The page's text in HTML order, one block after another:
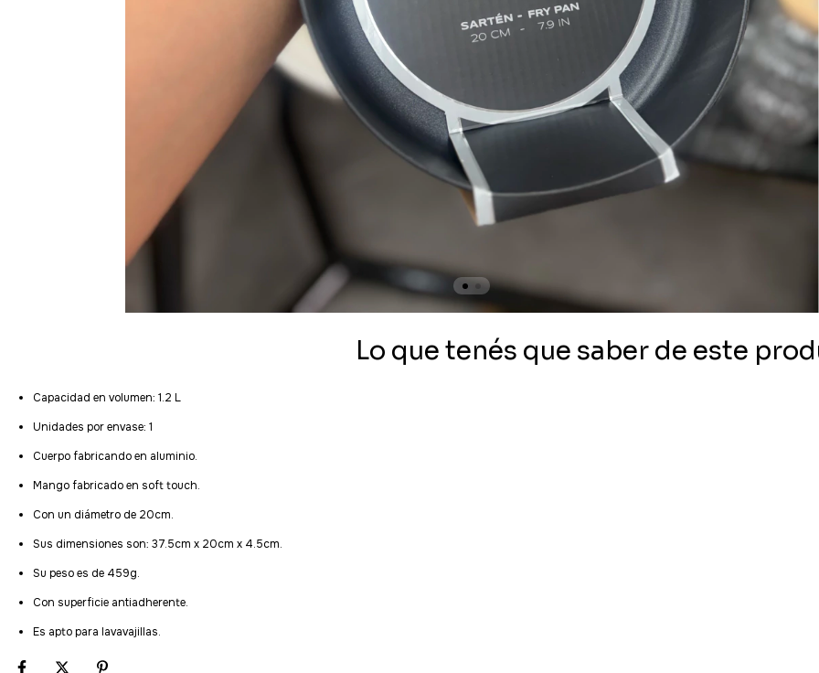
Lo que tenés que saber de este
Capacidad en volumen: 1.2 L
Unidades por envase: 1
Cuerpo fabricando en aluminio.
Mango fabricado en soft touch.
Con un diámetro de 20cm.
Sus dimensiones son: 37.5cm x 20cm x 4.5cm.
Su peso es de 459g.
Con superficie antiadherente.
Es apto para lavavajillas.